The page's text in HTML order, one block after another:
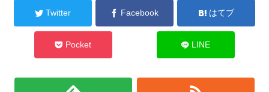
Twitter Facebook はてブ
Pocket LINE